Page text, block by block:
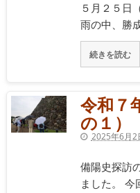
５月２５日
雨の中、勝
続きを読む
令和７
の１）
2025年6月2
備陽史探訪
ました。